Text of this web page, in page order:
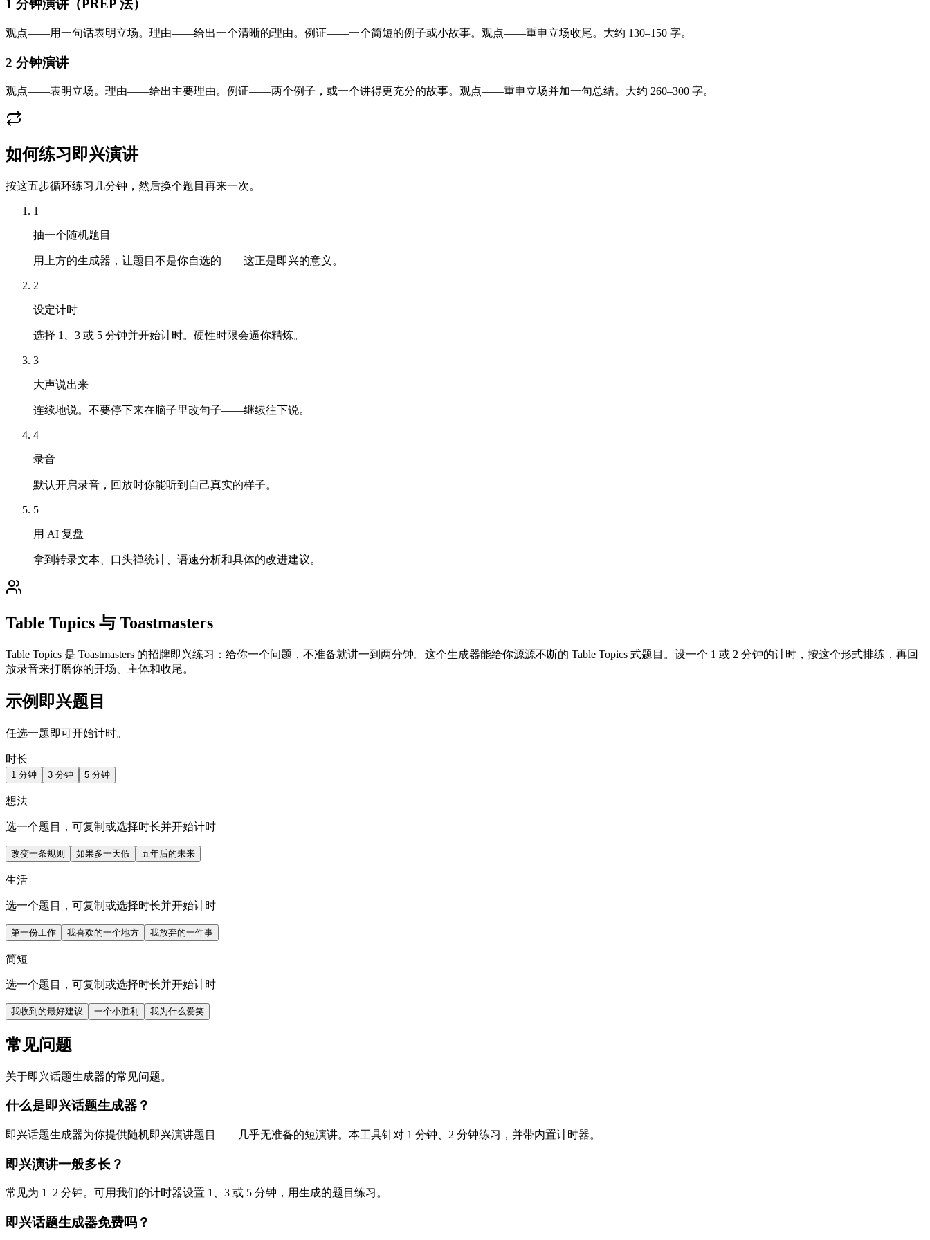
1 分钟演讲（PREP 法）
观点——用一句话表明立场。理由——给出一个清晰的理由。例证——一个简短的例子或小故事。观点——重申立场收尾。大约 130–150 字。
2 分钟演讲
观点——表明立场。理由——给出主要理由。例证——两个例子，或一个讲得更充分的故事。观点——重申立场并加一句总结。大约 260–300 字。
如何练习即兴演讲
按这五步循环练习几分钟，然后换个题目再来一次。
1
抽一个随机题目
用上方的生成器，让题目不是你自选的——这正是即兴的意义。
2
设定计时
选择 1、3 或 5 分钟并开始计时。硬性时限会逼你精炼。
3
大声说出来
连续地说。不要停下来在脑子里改句子——继续往下说。
4
录音
默认开启录音，回放时你能听到自己真实的样子。
5
用 AI 复盘
拿到转录文本、口头禅统计、语速分析和具体的改进建议。
Table Topics 与 Toastmasters
Table Topics 是 Toastmasters 的招牌即兴练习：给你一个问题，不准备就讲一到两分钟。这个生成器能给你源源不断的 Table Topics 式题目。设一个 1 或 2 分钟的计时，按这个形式排练，再回
放录音来打磨你的开场、主体和收尾。
示例即兴题目
任选一题即可开始计时。
时长
1 分钟 3 分钟 5 分钟
想法
选一个题目，可复制或选择时长并开始计时
改变一条规则 如果多一天假 五年后的未来
生活
选一个题目，可复制或选择时长并开始计时
第一份工作 我喜欢的一个地方 我放弃的一件事
简短
选一个题目，可复制或选择时长并开始计时
我收到的最好建议 一个小胜利 我为什么爱笑
常见问题
关于即兴话题生成器的常见问题。
什么是即兴话题生成器？
即兴话题生成器为你提供随机即兴演讲题目——几乎无准备的短演讲。本工具针对 1 分钟、2 分钟练习，并带内置计时器。
即兴演讲一般多长？
常见为 1–2 分钟。可用我们的计时器设置 1、3 或 5 分钟，用生成的题目练习。
即兴话题生成器免费吗？